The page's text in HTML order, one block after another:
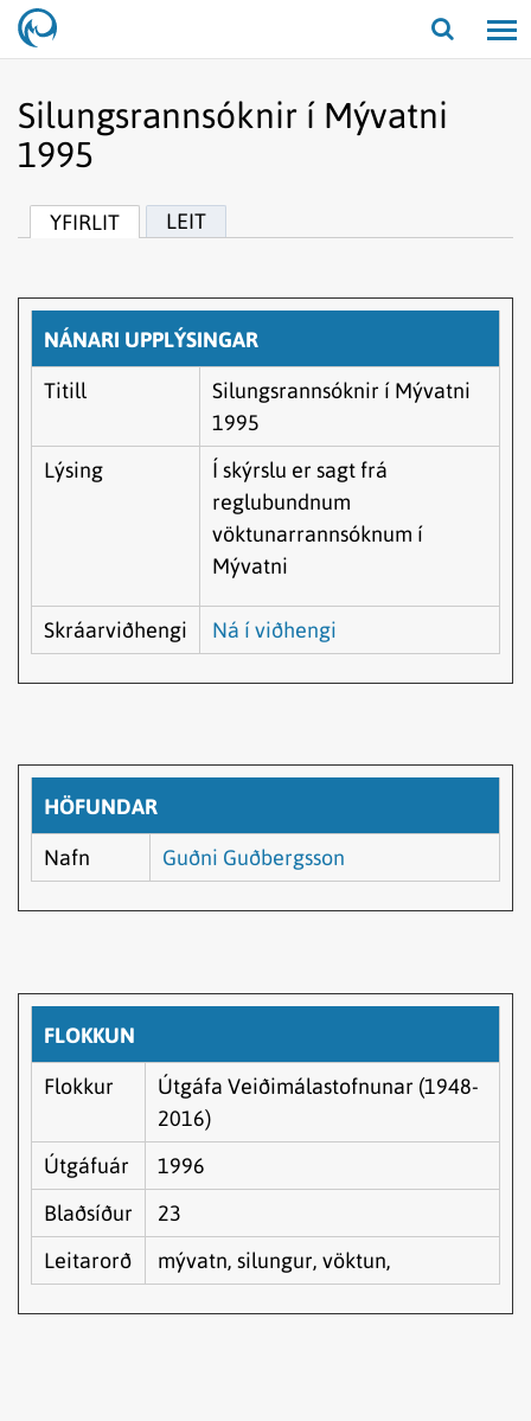
Opna/
Silungsrannsóknir í Mývatni
1995
YFIRLIT LEIT
NÁNARI UPPLÝSINGAR
Titill
Silungsrannsóknir í Mývatni
1995
Lýsing
Í skýrslu er sagt frá
reglubundnum
vöktunarrannsóknum í
Mývatni
Skráarviðhengi Ná í viðhengi
HÖFUNDAR
Nafn Guðni Guðbergsson
FLOKKUN
Flokkur
Útgáfa Veiðimálastofnunar (1948-
2016)
Útgáfuár
1996
Blaðsíður
23
Leitarorð
mývatn, silungur, vöktun,